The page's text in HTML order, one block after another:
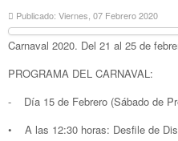
Publicado: Viernes, 07 Febrero 2020
Carnaval 2020. Del 21 al 25 de
PROGRAMA DEL CARNAVAL:
- Día 15 de Febrero (Sábado de
• A las 12:30 horas: Desfile de